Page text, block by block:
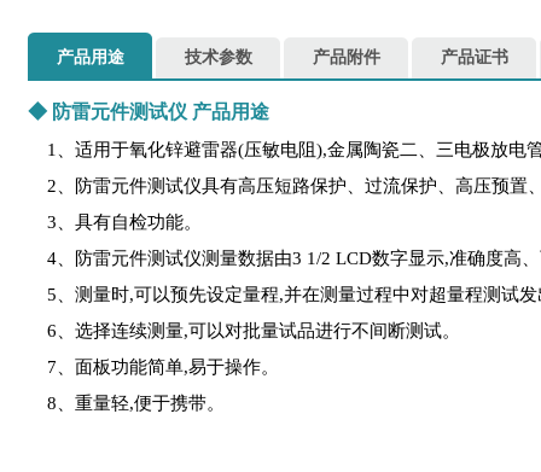
产品用途 技术参数 产品附件 产品证书
◆ 防雷元件测试仪 产品用途
1、适用于氧化锌避雷器(压敏电阻),金属陶瓷二、三电极放电
2、防雷元件测试仪具有高压短路保护、过流保护、高压预置
3、具有自检功能。
4、防雷元件测试仪测量数据由3 1/2 LCD数字显示,准确度高
5、测量时,可以预先设定量程,并在测量过程中对超量程测试
6、选择连续测量,可以对批量试品进行不间断测试。
7、面板功能简单,易于操作。
8、重量轻,便于携带。